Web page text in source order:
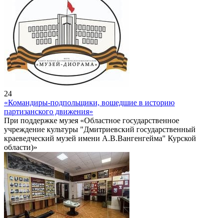
24
«Командиры-подпольщики, вошедшие в историю
партизанского движения»
При поддержке музея «Областное государственное
учреждение культуры "Дмитриевский государственный
краеведческий музей имени А.В.Вангенгейма" Курской
области)»